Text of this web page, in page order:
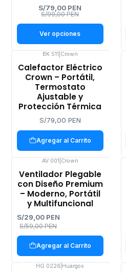
S/79,00 PEN
S/99,00 PEN
Ver opciones
BK 511 Crown
Calefactor Eléctrico
Crown – Portátil,
Termostato
Ajustable y
Protección Térmica
S/79,00 PEN
Agregar al Carrito
-51%
OFF
AV 001 Crown
Ventilador Plegable
con Diseño Premium
– Moderno, Portátil
y Multifuncional
S/29,00 PEN
S/59,00 PEN
Agregar al Carrito
HG 0226 Huargos